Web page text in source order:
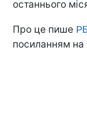
останнього
Про це пише
посиланням